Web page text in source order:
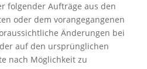
folgender Aufträge aus den
oder dem vorangegangenen
Änderungen bei
auf den ursprünglichen
nach Möglichkeit zu